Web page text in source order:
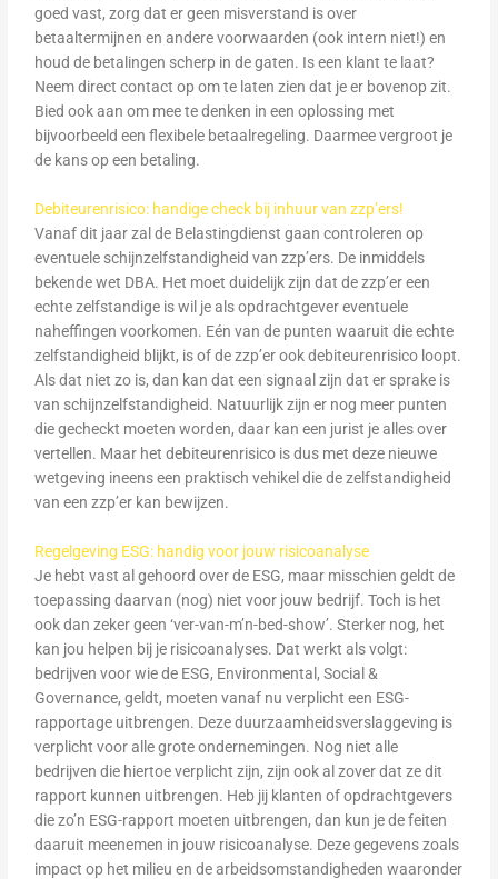
goed vast, zorg dat er geen misverstand is over
betaaltermijnen en andere voorwaarden (ook intern niet!) en
houd de betalingen scherp in de gaten. Is een klant te laat?
Neem direct contact op om te laten zien dat je er bovenop zit.
Bied ook aan om mee te denken in een oplossing met
bijvoorbeeld een flexibele betaalregeling. Daarmee vergroot je
de kans op een betaling.
Debiteurenrisico: handige check bij inhuur van zzp’ers!
Vanaf dit jaar zal de Belastingdienst gaan controleren op
eventuele schijnzelfstandigheid van zzp’ers. De inmiddels
bekende wet DBA. Het moet duidelijk zijn dat de zzp’er een
echte zelfstandige is wil je als opdrachtgever eventuele
naheffingen voorkomen. Eén van de punten waaruit die echte
zelfstandigheid blijkt, is of de zzp’er ook debiteurenrisico loopt.
Als dat niet zo is, dan kan dat een signaal zijn dat er sprake is
van schijnzelfstandigheid. Natuurlijk zijn er nog meer punten
die gecheckt moeten worden, daar kan een jurist je alles over
vertellen. Maar het debiteurenrisico is dus met deze nieuwe
wetgeving ineens een praktisch vehikel die de zelfstandigheid
van een zzp’er kan bewijzen.
Regelgeving ESG: handig voor jouw risicoanalyse
Je hebt vast al gehoord over de ESG, maar misschien geldt de
toepassing daarvan (nog) niet voor jouw bedrijf. Toch is het
ook dan zeker geen ‘ver-van-m’n-bed-show’. Sterker nog, het
kan jou helpen bij je risicoanalyses. Dat werkt als volgt:
bedrijven voor wie de ESG, Environmental, Social &
Governance, geldt, moeten vanaf nu verplicht een ESG-
rapportage uitbrengen. Deze duurzaamheidsverslaggeving is
verplicht voor alle grote ondernemingen. Nog niet alle
bedrijven die hiertoe verplicht zijn, zijn ook al zover dat ze dit
rapport kunnen uitbrengen. Heb jij klanten of opdrachtgevers
die zo’n ESG-rapport moeten uitbrengen, dan kun je de feiten
daaruit meenemen in jouw risicoanalyse. Deze gegevens zoals
impact op het milieu en de arbeidsomstandigheden waaronder